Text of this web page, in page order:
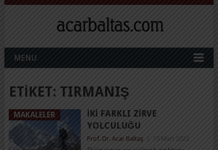
MENU
ETIKET: TIRMANIŞ
MAKALELER
İKI FARKLI ZIRVE
YOLCULUĞU
Prof. Dr. Acar Baltaş 15 Mart 2023